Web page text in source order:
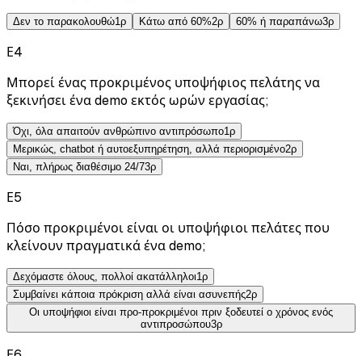
Δεν το παρακολουθώ1 ρ Κάτω από 60%2ρ 60% ή παραπάνω3ρ
Ε4
Μπορεί ένας προκριμένος υποψήφιος πελάτης να
ξεκινήσει ένα demo εκτός ωρών εργασίας;
Όχι, όλα απαιτούν ανθρώπινο αντιπρόσωπο1 ρ
Μερικώς, chatbot ή αυτοεξυπηρέτηση, αλλά περιορισμένο2ρ
Ναι, πλήρως διαθέσιμο 24/73ρ
Ε5
Πόσο προκριμένοι είναι οι υποψήφιοι πελάτες που
κλείνουν πραγματικά ένα demo;
Δεχόμαστε όλους, πολλοί ακατάλληλοι1 ρ
Συμβαίνει κάποια πρόκριση αλλά είναι ασυνεπής2ρ
Οι υποψήφιοι είναι προ-προκριμένοι πριν ξοδευτεί ο χρόνος ενός
αντιπροσώπου3ρ